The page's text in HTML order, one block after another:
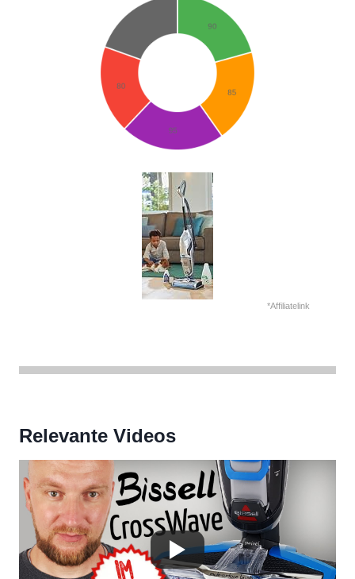
*Affiliatelink
Relevante Videos